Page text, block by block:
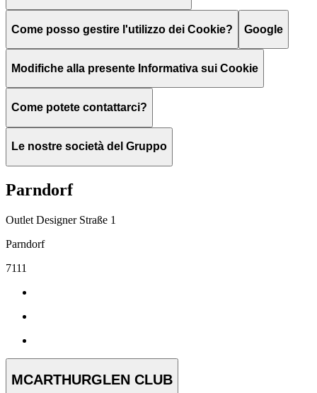
Come posso gestire l'utilizzo dei Cookie? Google
Modifiche alla presente Informativa sui Cookie
Come potete contattarci?
Le nostre società del Gruppo
Parndorf
Outlet Designer Straße 1
Parndorf
7111
MCARTHURGLEN CLUB